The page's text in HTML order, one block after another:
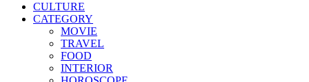
CULTURE
CATEGORY
MOVIE
TRAVEL
FOOD
INTERIOR